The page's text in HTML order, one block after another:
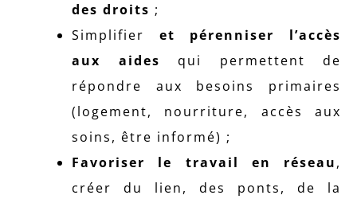
des droits ;
Simplifier et pérenniser l’accès
aux aides qui permettent de
répondre aux besoins primaires
(logement, nourriture, accès aux
soins, être informé) ;
Favoriser le travail en réseau,
créer du lien, des ponts, de la